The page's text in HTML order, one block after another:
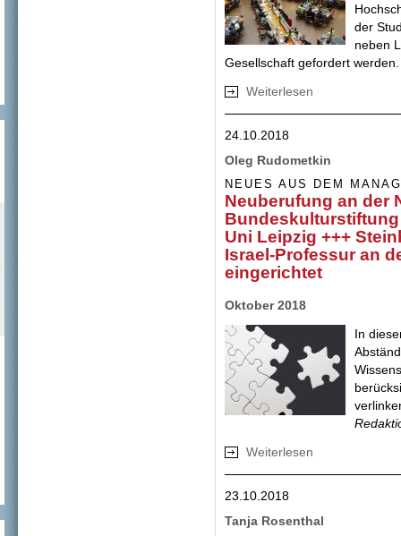
der
neben
Gesellschaft gefordert werden.
Weiterlesen
24.10.2018
Oleg Rudometkin
NEUES AUS DEM
Neuberufung an der
Uni Leipzig +++
Israel-Professur an
eingerichtet
Oktober 2018
In
Weiterlesen
23.10.2018
Tanja Rosenthal